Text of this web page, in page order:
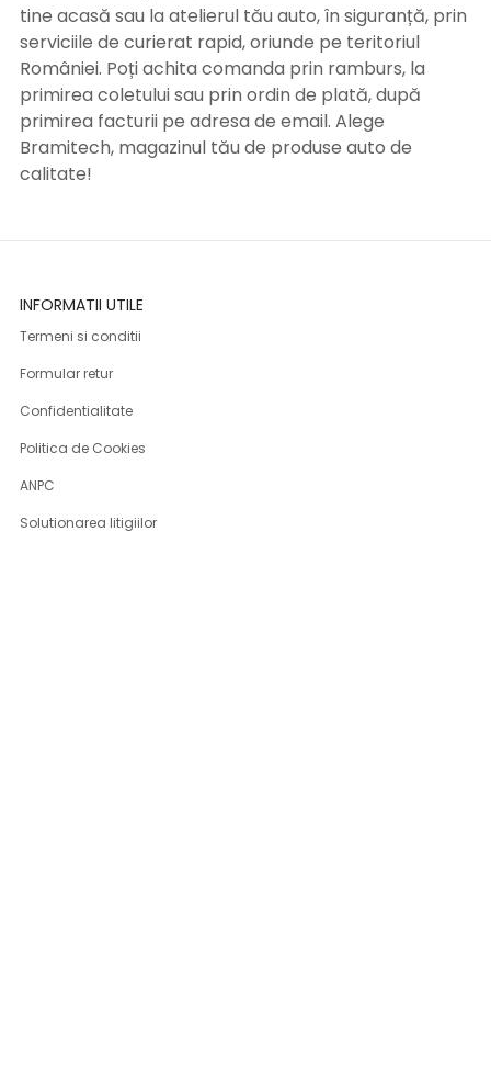
tine acasă sau la atelierul tău auto, în siguranță, prin
serviciile de curierat rapid, oriunde pe teritoriul
României. Poți achita comanda prin ramburs, la
primirea coletului sau prin ordin de plată, după
primirea facturii pe adresa de email. Alege
Bramitech, magazinul tău de produse auto de
calitate!
INFORMATII UTILE
Termeni si conditii
Formular retur
Confidentialitate
Politica de Cookies
ANPC
Solutionarea litigiilor